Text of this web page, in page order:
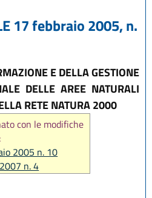
17 febbraio 2005, n.
E DELLA GESTIONE
DELLE AREE NATURALI
RETE NATURA 2000
con le modifiche
2005 n. 10
n. 4